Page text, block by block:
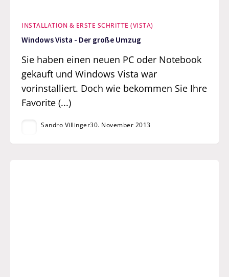
INSTALLATION & ERSTE SCHRITTE (VISTA)
Windows Vista - Der große Umzug
Sie haben einen neuen PC oder Notebook
gekauft und Windows Vista war
vorinstalliert. Doch wie bekommen Sie Ihre
Favorite (...)
Sandro Villinger30. November 2013